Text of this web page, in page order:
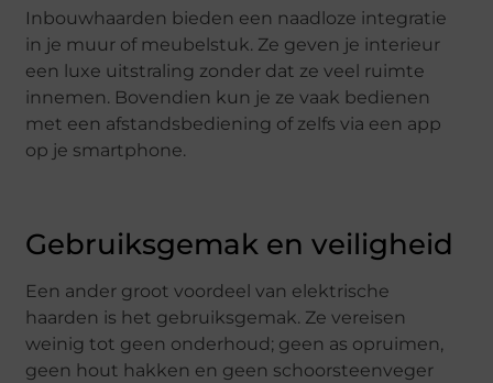
Inbouwhaarden bieden een naadloze integratie
in je muur of meubelstuk. Ze geven je interieur
een luxe uitstraling zonder dat ze veel ruimte
innemen. Bovendien kun je ze vaak bedienen
met een afstandsbediening of zelfs via een app
op je smartphone.
Gebruiksgemak en veiligheid
Een ander groot voordeel van elektrische
haarden is het gebruiksgemak. Ze vereisen
weinig tot geen onderhoud; geen as opruimen,
geen hout hakken en geen schoorsteenveger